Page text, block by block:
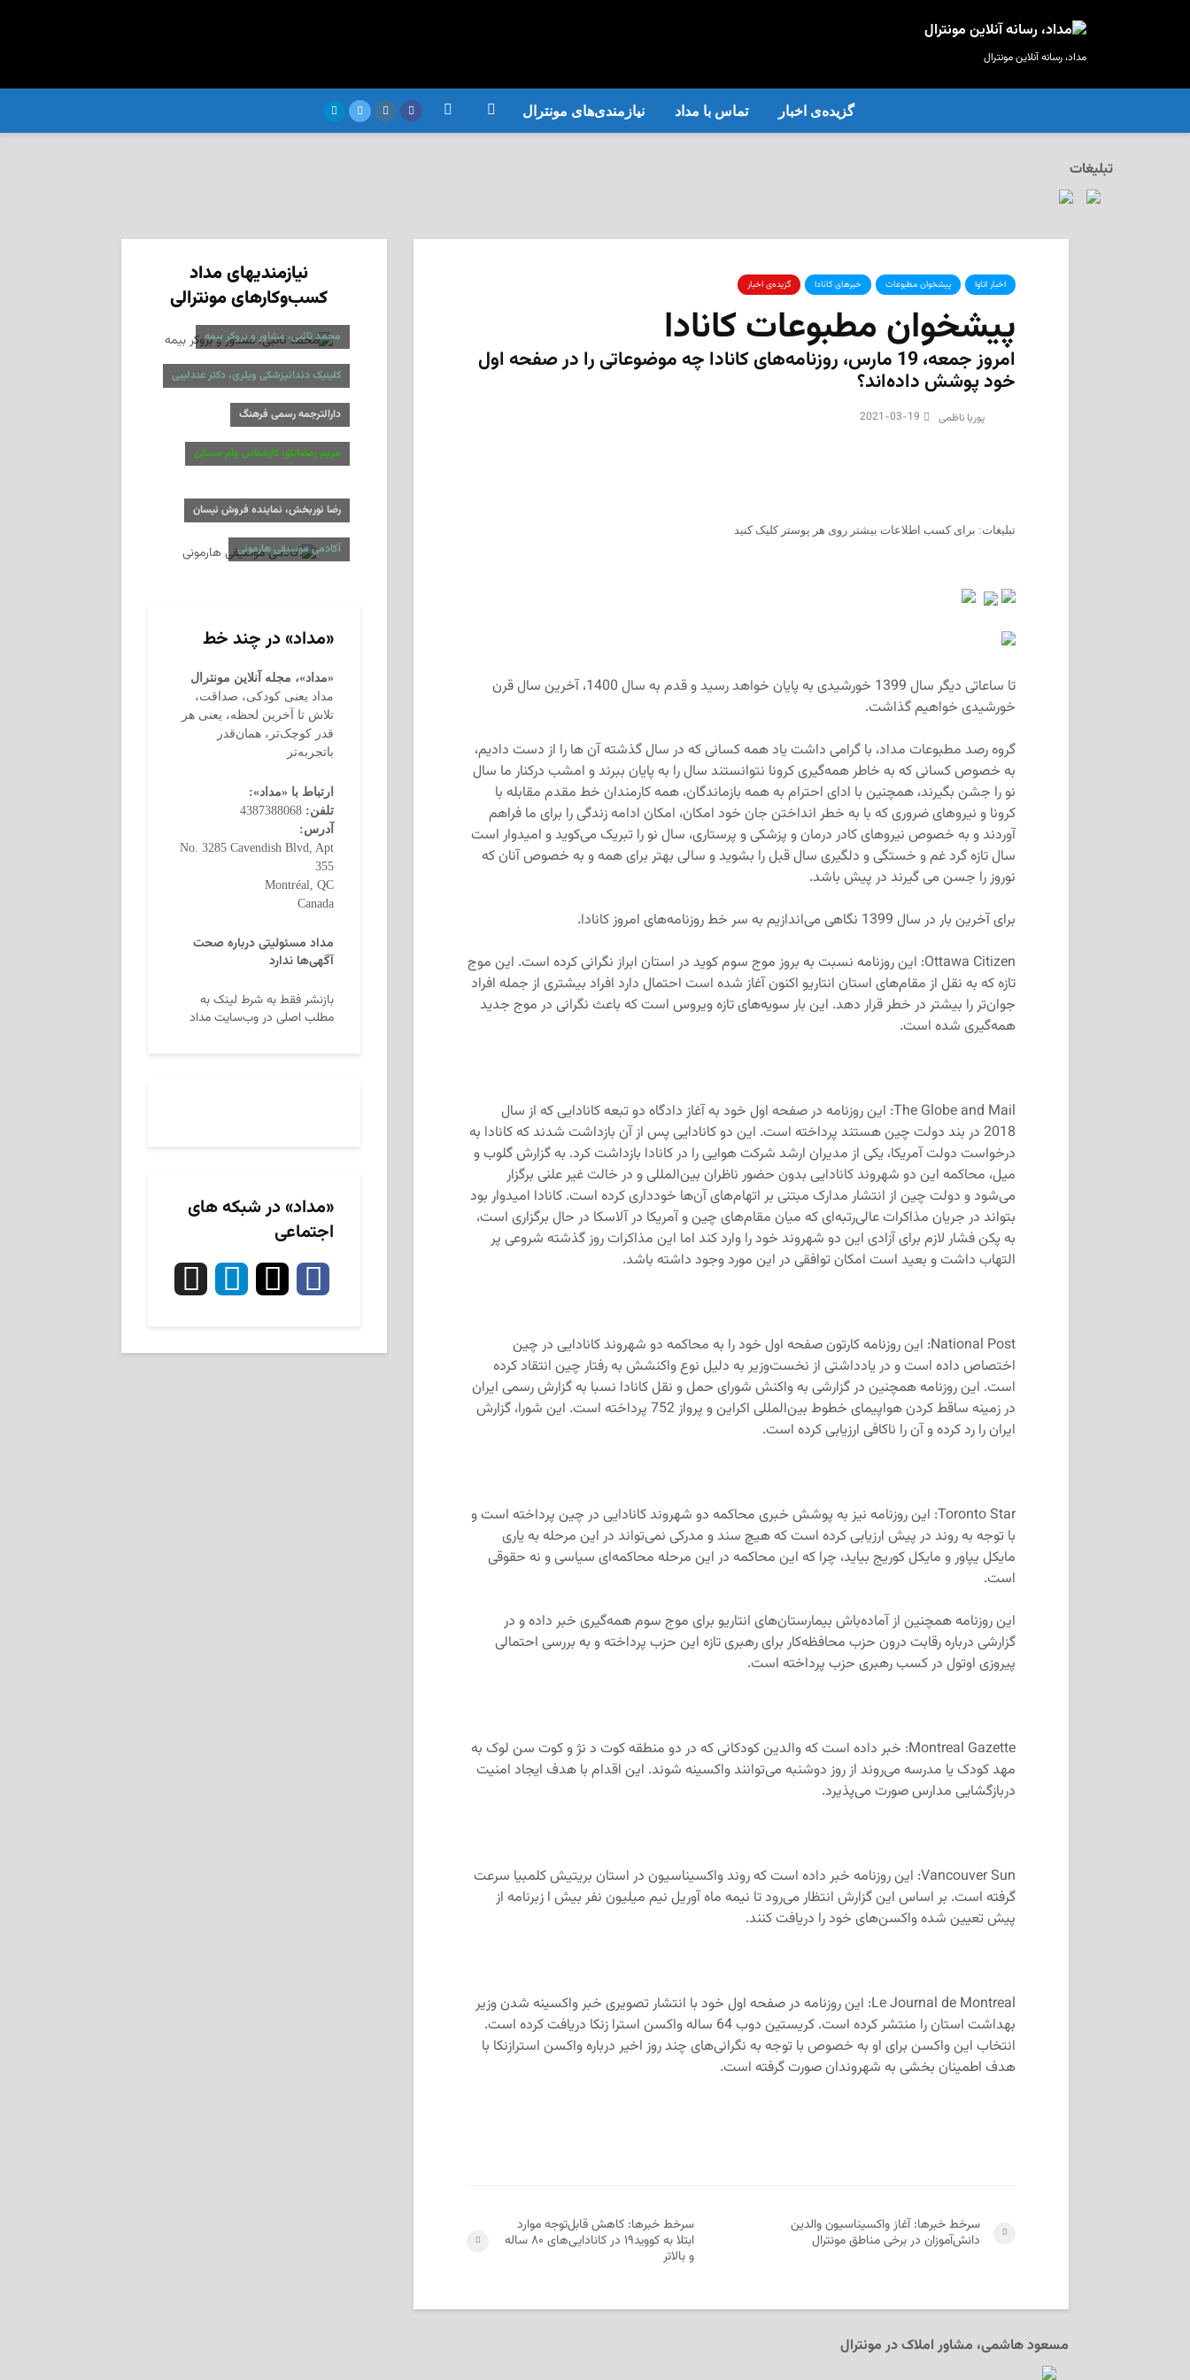
مداد، رسانه آنلاین مونترال
گزیده‌ی‌ اخبار تماس با مداد نیازمندی‌های مونترال
تبلیغات
اخبار اتاوا پیشخوان مطبوعات خبرهای کانادا گزیده‌ی‌ اخبار
پیشخوان مطبوعات کانادا
امروز جمعه، 19 مارس، روزنامه‌های کانادا چه موضوعاتی را در صفحه اول
خود پوشش داده‌اند؟
پوریا ناظمی 2021-03-19
تبلیغات: برای کسب اطلاعات بیشتر روی هر پوستر کلیک کنید
تا ساعاتی دیگر سال 1399 خورشیدی به پایان خواهد رسید و قدم به سال 1400، آخرین سال قرن
خورشیدی خواهیم گذاشت.
گروه رصد مطبوعات مداد، با گرامی داشت یاد همه کسانی که در سال گذشته آن ها را از دست دادیم،
به خصوص کسانی که به خاطر همه‌گیری کرونا نتوانستند سال را به پایان ببرند و امشب درکنار ما سال
نو را جشن بگیرند، همچنین با ادای احترام به همه بازماندگان، همه کارمندان خط مقدم مقابله با
کرونا و نیروهای ضروری که با به خطر انداختن جان خود امکان، امکان ادامه زندگی را برای ما فراهم
آوردند و به خصوص نیروهای کادر درمان و پزشکی و پرستاری، سال نو را تبریک می‌کوید و امیدوار است
سال تازه گرد غم و خستگی و دلگیری سال قبل را بشوید و سالی بهتر برای همه و به خصوص آنان که
نوروز را جسن می گیرند در پیش باشد.
برای آخرین بار در سال 1399 نگاهی می‌اندازیم به سر خط روزنامه‌های امروز کانادا.
Ottawa Citizen: این روزنامه نسبت به بروز موج سوم کوید در استان ابراز نگرانی کرده است. این موج
تازه که به نقل از مقام‌های استان انتاریو اکنون آغاز شده است احتمال دارد افراد بیشتری از جمله افراد
جوان‌تر را بیشتر در خطر قرار دهد. این بار سویه‌های تازه ویروس است که باعث نگرانی در موج جدید
همه‌گیری شده است.
The Globe and Mail: این روزنامه در صفحه اول خود به آغاز دادگاه دو تبعه کانادایی که از سال
2018 در بند دولت چین هستند پرداخته است. این دو کانادایی پس از آن بازداشت شدند که کانادا به
درخواست دولت آمریکا، یکی از مدیران ارشد شرکت هوایی را در کانادا بازداشت کرد. به گزارش گلوب و
میل، محاکمه این دو شهروند کانادایی بدون حضور ناظران بین‌المللی و در خالت غیر علنی برگزار
می‌شود و دولت چین از انتشار مدارک مبتنی بر اتهام‌های آن‌ها خودداری کرده است. کانادا امیدوار بود
بتواند در جریان مذاکرات عالی‌رتبه‌ای که میان مقام‌های چین و آمریکا در آلاسکا در حال برگزاری است،
به پکن فشار لازم برای آزادی این دو شهروند خود را وارد کند اما این مذاکرات روز گذشته شروعی پر
التهاب داشت و بعید است امکان توافقی در این مورد وجود داشته باشد.
National Post: این روزنامه کارتون صفحه اول خود را به محاکمه دو شهروند کانادایی در چین
اختصاص داده است و در یادداشتی از نخست‌وزیر به دلیل نوع واکنشش به رفتار چین انتقاد کرده
است. این روزنامه همچنین در گزارشی به واکنش شورای حمل و نقل کانادا نسبا به گزارش رسمی ایران
در زمینه ساقط کردن هواپیمای خطوط بین‌المللی اکراین و پرواز 752 پرداخته است. این شورا، گزارش
ایران را رد کرده و آن را ناکافی ارزیابی کرده است.
Toronto Star: این روزنامه نیز به پوشش خبری محاکمه دو شهروند کانادایی در چین پرداخته است و
با توجه به روند در پیش ارزیابی کرده است که هیچ سند و مدرکی نمی‌تواند در این مرحله به یاری
مایکل یپاور و مایکل کوریج بیاید، چرا که این محاکمه در این مرحله محاکمه‌ای سیاسی و نه حقوقی
است.
این روزنامه همچنین از آماده‌باش بیمارستان‌های انتاریو برای موج سوم همه‌گیری خبر داده و در
گزارشی درباره رقابت درون حزب محافظه‌کار برای رهبری تازه این حزب پرداخته و به بررسی احتمالی
پیروزی اوتول در کسب رهبری حزب پرداخته است.
Montreal Gazette: خبر داده است که والدین کودکانی که در دو منطقه کوت د نژ و کوت سن لوک به
مهد کودک یا مدرسه می‌روند از روز دوشنبه می‌توانند واکسینه شوند. این اقدام با هدف ایجاد امنیت
دربازگشایی مدارس صورت می‌پذیرد.
Vancouver Sun: این روزنامه خبر داده است که روند واکسیناسیون در استان بریتیش کلمبیا سرعت
گرفته است. بر اساس این گزارش انتظار می‌رود تا نیمه ماه آوریل نیم میلیون نفر بیش ا زبرنامه از
پیش تعیین شده واکسن‌های خود را دریافت کنند.
Le Journal de Montreal: این روزنامه در صفحه اول خود با انتشار تصویری خبر واکسینه شدن وزیر
بهداشت استان را منتشر کرده است. کریستین دوب 64 ساله واکسن استرا زنکا دریافت کرده است.
انتخاب این واکسن برای او به خصوص با توجه به نگرانی‌های چند روز اخیر درباره واکسن استرازنکا با
هدف اطمینان بخشی به شهروندان صورت گرفته است.
سرخط خبرها: کاهش قابل‌توجه موارد
ابتلا به کووید۱۹ در کانادایی‌های ۸۰ ساله‌
و بالاتر
سرخط خبرها: آغاز واکسیناسیون والدین
دانش‌آموزان در برخی مناطق مونترال
مسعود هاشمی، مشاور املاک در مونترال
نیازمندیهای مداد
کسب‌وکارهای مونترالی
محمد تائبی، مشاور و بروکر بیمه
کلینیک دندانپزشکی ویلری، دکتر عندلیبی
دارالترجمه رسمی فرهنگ
مریم رمضانلو، کارشناس وام مسکن
رضا نوربخش، نماینده فروش نیسان
آکادمی موسیقی هارمونی
«مداد» در چند خط
«مداد»، مجله آنلاین مونترال
مداد یعنی کودکی، صداقت،
تلاش تا آخرین لحظه، یعنی هر
قدر کوچک‌تر، همان‌قدر
باتجربه‌تر
ارتباط با «مداد»:
تلفن:
آدرس:
No. 3285 Cavendish Blvd, Apt
355
Montréal, QC
Canada
مداد مسئولیتی درباره صحت
آگهی‌ها ندارد
بازنشر فقط به شرط لینک به
مطلب اصلی در وب‌سایت مداد
«مداد» در شبکه های
اجتماعی